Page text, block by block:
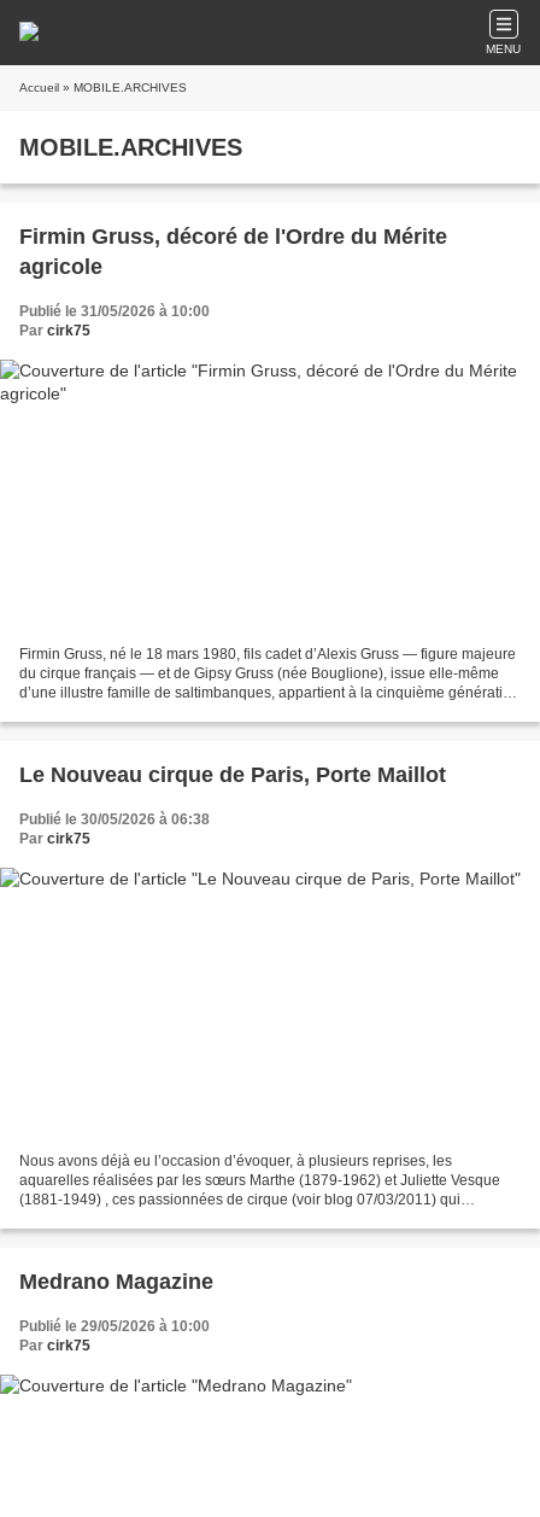
MENU
Accueil » MOBILE.ARCHIVES
MOBILE.ARCHIVES
Firmin Gruss, décoré de l'Ordre du Mérite
agricole
Publié le 31/05/2026 à 10:00
Par cirk75
Firmin Gruss, né le 18 mars 1980, fils cadet d’Alexis Gruss — figure majeure
du cirque français — et de Gipsy Gruss (née Bouglione), issue elle-même
d’une illustre famille de saltimbanques, appartient à la cinquième génération
Le Nouveau cirque de Paris, Porte Maillot
Publié le 30/05/2026 à 06:38
Par cirk75
Nous avons déjà eu l’occasion d’évoquer, à plusieurs reprises, les
aquarelles réalisées par les sœurs Marthe (1879-1962) et Juliette Vesque
(1881-1949) , ces passionnées de cirque (voir blog 07/03/2011) qui
Medrano Magazine
Publié le 29/05/2026 à 10:00
Par cirk75